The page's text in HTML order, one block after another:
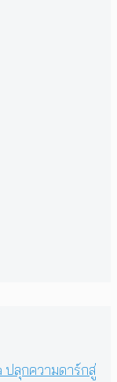
ปลุกความดาร์กสู่